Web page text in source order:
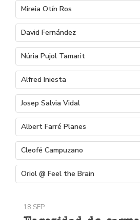
Mireia Otín Ros
David Fernández
Núria Pujol Tamarit
Alfred Iniesta
Josep Salvia Vidal
Albert Farré Planes
Cleofé Campuzano
Oriol @ Feel the Brain
18 SEP